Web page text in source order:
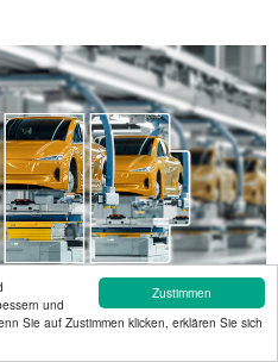
Zustimmen
und
Sie auf Zustimmen klicken, erklären Sie sich
2024